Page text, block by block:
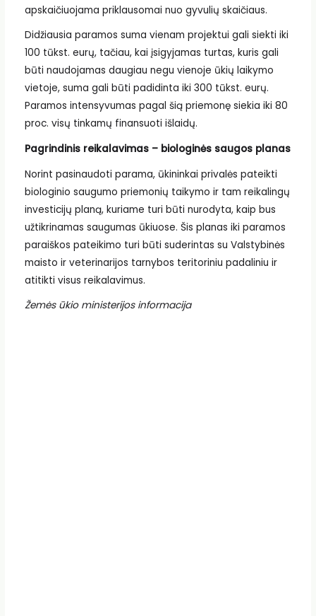
apskaičiuojama priklausomai nuo gyvulių skaičiaus.
Didžiausia paramos suma vienam projektui gali siekti iki
100 tūkst. eurų, tačiau, kai įsigyjamas turtas, kuris gali
būti naudojamas daugiau negu vienoje ūkių laikymo
vietoje, suma gali būti padidinta iki 300 tūkst. eurų.
Paramos intensyvumas pagal šią priemonę siekia iki 80
proc. visų tinkamų finansuoti išlaidų.
Pagrindinis reikalavimas – biologinės saugos planas
Norint pasinaudoti parama, ūkininkai privalės pateikti
biologinio saugumo priemonių taikymo ir tam reikalingų
investicijų planą, kuriame turi būti nurodyta, kaip bus
užtikrinamas saugumas ūkiuose. Šis planas iki paramos
paraiškos pateikimo turi būti suderintas su Valstybinės
maisto ir veterinarijos tarnybos teritoriniu padaliniu ir
atitikti visus reikalavimus.
Žemės ūkio ministerijos informacija